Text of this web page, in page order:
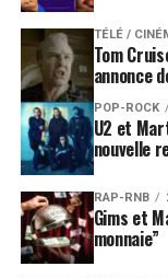
TÉLÉ /
Tom
annonce
POP-ROCK
U2 et
nouvelle
RAP-RNB
Gims et
monnaie”